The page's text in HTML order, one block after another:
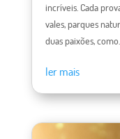
incríveis. Cada
vales, parques
duas paixões, como...
ler mais